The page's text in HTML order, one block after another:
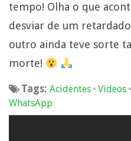
tempo! Olha o que
desviar de um
outro ainda teve sorte
morte!
Tags: Acidentes • Videos •
WhatsApp